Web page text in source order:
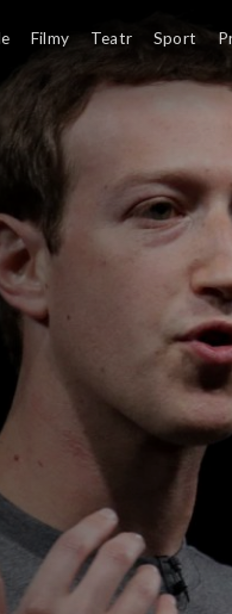
Filmy Teatr Sport